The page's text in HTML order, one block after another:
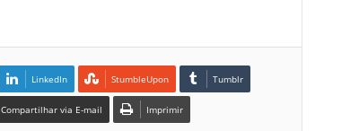
LinkedIn StumbleUpon Tumblr
Compartilhar via E-mail Imprimir